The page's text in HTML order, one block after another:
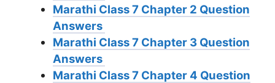
Marathi Class 7 Chapter 2 Question
Answers
Marathi Class 7 Chapter 3 Question
Answers
Marathi Class 7 Chapter 4 Question